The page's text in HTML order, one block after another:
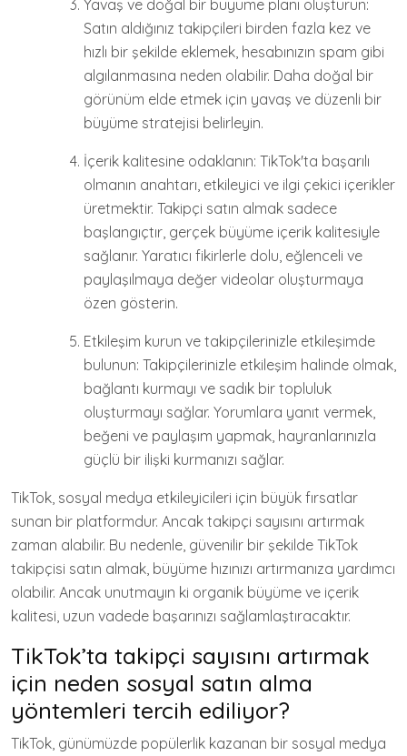
Yavaş ve doğal bir büyüme planı oluşturun:
Satın aldığınız takipçileri birden fazla kez ve
hızlı bir şekilde eklemek, hesabınızın spam gibi
algılanmasına neden olabilir. Daha doğal bir
görünüm elde etmek için yavaş ve düzenli bir
büyüme stratejisi belirleyin.
İçerik kalitesine odaklanın: TikTok'ta başarılı
olmanın anahtarı, etkileyici ve ilgi çekici içerikler
üretmektir. Takipçi satın almak sadece
başlangıçtır, gerçek büyüme içerik kalitesiyle
sağlanır. Yaratıcı fikirlerle dolu, eğlenceli ve
paylaşılmaya değer videolar oluşturmaya
özen gösterin.
Etkileşim kurun ve takipçilerinizle etkileşimde
bulunun: Takipçilerinizle etkileşim halinde olmak,
bağlantı kurmayı ve sadık bir topluluk
oluşturmayı sağlar. Yorumlara yanıt vermek,
beğeni ve paylaşım yapmak, hayranlarınızla
güçlü bir ilişki kurmanızı sağlar.
TikTok, sosyal medya etkileyicileri için büyük fırsatlar
sunan bir platformdur. Ancak takipçi sayısını artırmak
zaman alabilir. Bu nedenle, güvenilir bir şekilde TikTok
takipçisi satın almak, büyüme hızınızı artırmanıza yardımcı
olabilir. Ancak unutmayın ki organik büyüme ve içerik
kalitesi, uzun vadede başarınızı sağlamlaştıracaktır.
TikTok’ta takipçi sayısını artırmak
için neden sosyal satın alma
yöntemleri tercih ediliyor?
TikTok, günümüzde popülerlik kazanan bir sosyal medya